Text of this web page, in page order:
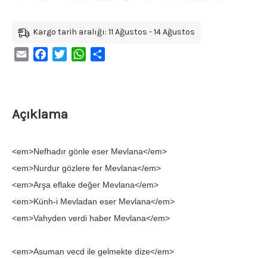
Kargo tarih aralığı: 11 Ağustos - 14 Ağustos
Email FacebookTwitterWhatsApp
Açıklama
<em>Nefhadır gönle eser Mevlana</em>
<em>Nurdur gözlere fer Mevlana</em>
<em>Arşa eflake değer Mevlana</em>
<em>Künh-i Mevladan eser Mevlana</em>
<em>Vahyden verdi haber Mevlana</em>
<em>Asuman vecd ile gelmekte dize</em>